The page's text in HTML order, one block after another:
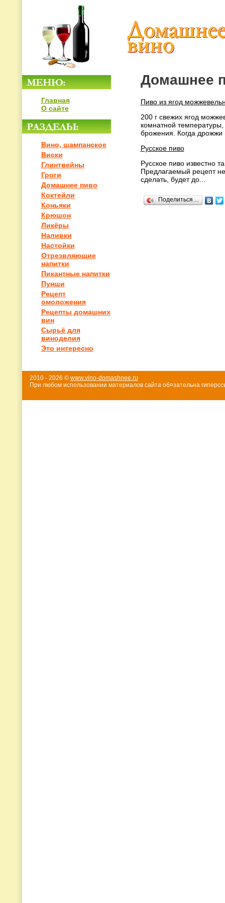
Главная
О сайте
Вино, шампанское
Виски
Глинтвейны
Гроги
Домашнее пиво
Коктейли
Коньяки
Крюшон
Ликёры
Наливки
Настойки
Отрезвляющие
напитки
Пикантные напитки
Пунши
Рецепт
омоложения
Рецепты домашних
вин
Сырьё для
виноделия
Это интересно
Домашнее
Пиво из ягод
200 г свежих ягод
комнатной
брожения. Когда
Русское пиво
Русское пиво известно
Предлагаемый рецепт не
сделать, будет до...
Поделиться…
2010 - 2026 © www.vino-domashnee.ru
При любом использовании материалов сайта об¤зательна